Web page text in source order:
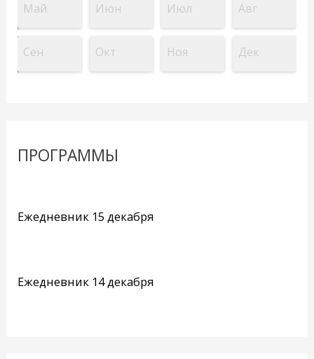
Май Июн Июл Авг
Сен Окт Ноя Дек
ПРОГРАММЫ
Ежедневник 15 декабря
Ежедневник 14 декабря